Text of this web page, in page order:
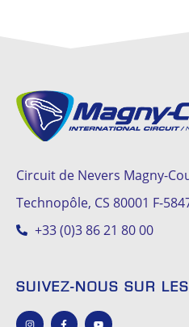
Circuit de Nevers Magny-
Technopôle, CS 80001 F-
+33 (0)3 86 21 80 00
SUIVEZ-NOUS SUR